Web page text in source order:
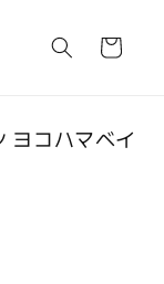
ー
ヨコハマベイ